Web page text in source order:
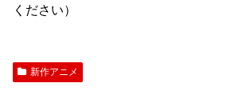
ください）
新作アニメ